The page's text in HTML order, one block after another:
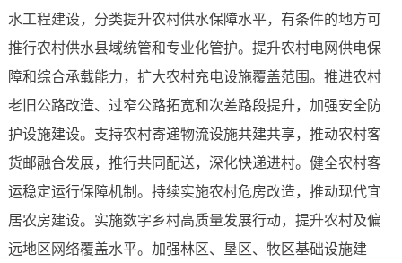
水工程建设，分类提升农村供水保障水平，有条件的地方可
推行农村供水县域统管和专业化管护。提升农村电网供电保
障和综合承载能力，扩大农村充电设施覆盖范围。推进农村
老旧公路改造、过窄公路拓宽和次差路段提升，加强安全防
护设施建设。支持农村寄递物流设施共建共享，推动农村客
货邮融合发展，推行共同配送，深化快递进村。健全农村客
运稳定运行保障机制。持续实施农村危房改造，推动现代宜
居农房建设。实施数字乡村高质量发展行动，提升农村及偏
远地区网络覆盖水平。加强林区、垦区、牧区基础设施建